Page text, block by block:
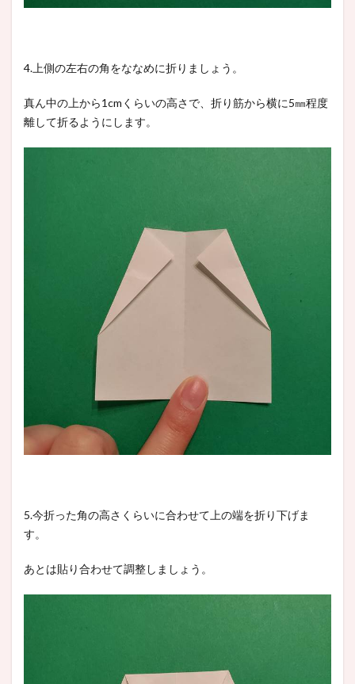
4.上側の左右の角をななめに折りましょう。
真ん中の上から1cmくらいの高さで、折り筋から横に5㎜程度
離して折るようにします。
5.今折った角の高さくらいに合わせて上の端を折り下げま
す。
あとは貼り合わせて調整しましょう。